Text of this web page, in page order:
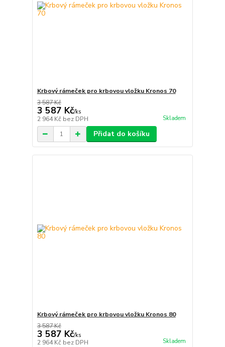
Krbový rámeček pro krbovou vložku Kronos 70
3 587 Kč
3 587 Kč/ks
2 964 Kč bez DPH Skladem
Přidat do košíku
Krbový rámeček pro krbovou vložku Kronos 80
3 587 Kč
3 587 Kč/ks
2 964 Kč bez DPH Skladem